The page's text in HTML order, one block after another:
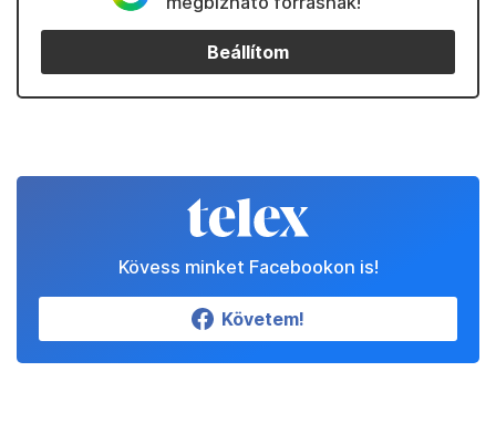
Beállítom
Kövess minket Facebookon is!
Követem!